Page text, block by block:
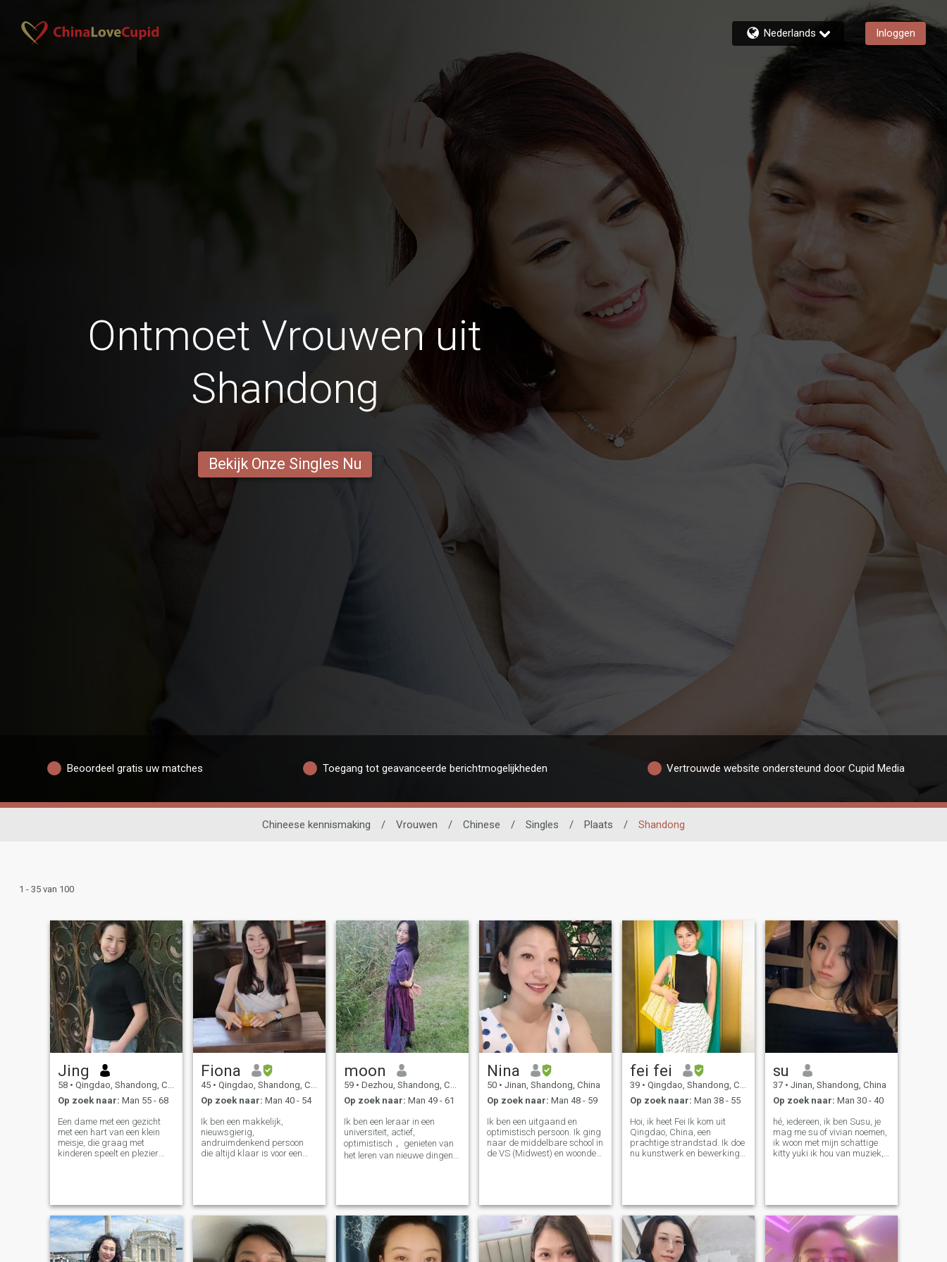
Nederlands Inloggen
Ontmoet Vrouwen uit
Shandong
Bekijk Onze Singles Nu
Beoordeel gratis uw matches Toegang tot geavanceerde berichtmogelijkheden Vertrouwde website ondersteund door Cupid Media
Chineese kennismaking / Vrouwen / Chinese / Singles / Plaats / Shandong
1 - 35 van 100
Jing
58 • Qingdao, Shandong, China
Op zoek naar: Man 55 - 68
Een dame met een gezicht
met een hart van een klein
meisje, die graag met
kinderen speelt en plezier
nood graag helpt. Ik hou ook
van muziek, ik hou van
zingen, ik leef een heel actief
leven. Ik vind het leuk om
goede tijden met anderen te
delen. Aan de andere kant
Fiona
45 • Qingdao, Shandong, China
Op zoek naar: Man 40 - 54
Ik ben een makkelijk,
nieuwsgierig,
andruimdenkend persoon
die altijd klaar is voor een
probeert. Deze passies van
mij vormen een
multidimensionale en
positieve versie van mij. Ik
ben geïnteresseerd in een
serieuze relatie die
moon
59 • Dezhou, Shandong, China
Op zoek naar: Man 49 - 61
Ik ben een leraar in een
universiteit, actief,
optimistisch， genieten van
het leren van nieuwe dingen
kan hebben, goed kan
communiceren en samen een
warm, lief huis vol liefde en
harmoniouse sfeer kan
bouwen. Ben je er klaar voor,
Nina
50 • Jinan, Shandong, China
Op zoek naar: Man 48 - 59
Ik ben een uitgaand en
optimistisch persoon. Ik ging
naar de middelbare school in
de VS (Midwest) en woonde
nu ben ik klaar om een nieuw
hoofdstuk in mijn leven te
beginnen. Sommige van de
activiteiten die ik leuk vind:
Boeken lezen, films kijken,
wandelen/wandelen, reizen,
fei fei
39 • Qingdao, Shandong, China
Op zoek naar: Man 38 - 55
Hoi, ik heet Fei Ik kom uit
Qingdao, China, een
prachtige strandstad. Ik doe
nu kunstwerk en bewerking
eenvoudige, vrolijke, en een
kleine romantische
alleenstaande moeder, haha
Ik ben geboren in een gezin
van onderwijs, ik heb een
goede opleiding en heb een
su
37 • Jinan, Shandong, China
Op zoek naar: Man 30 - 40
hé, iedereen, ik ben Susu, je
mag me su of vivian noemen,
ik woon met mijn schattige
kitty yuki ik hou van muziek,
"Interstellar", een fan van
Nolan, en en ik hou van
fitness, het is een goede
manier om stress te
ontspannen, oh, ik vergat te
vermelden dat ik hou van